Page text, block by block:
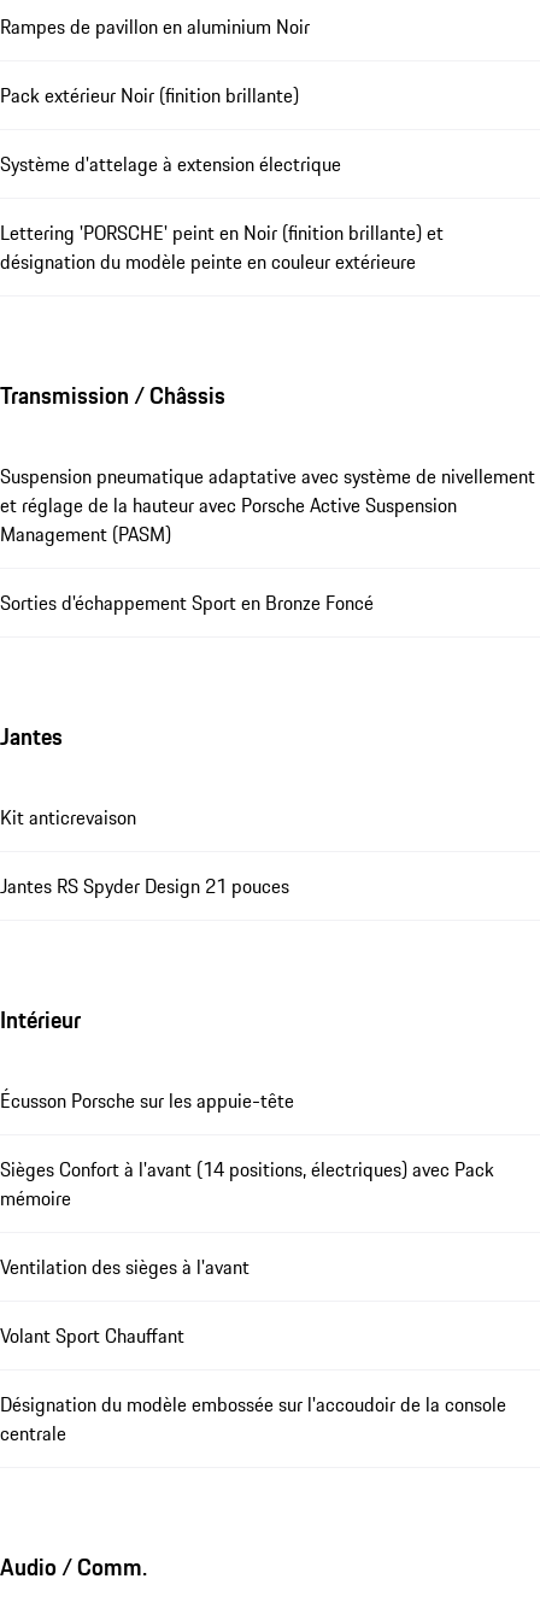
Rampes de pavillon en aluminium Noir
Pack extérieur Noir (finition brillante)
Système d'attelage à extension électrique
Lettering 'PORSCHE' peint en Noir (finition brillante) et
désignation du modèle peinte en couleur extérieure
Transmission / Châssis
Suspension pneumatique adaptative avec système de nivellement
et réglage de la hauteur avec Porsche Active Suspension
Management (PASM)
Sorties d'échappement Sport en Bronze Foncé
Jantes
Kit anticrevaison
Jantes RS Spyder Design 21 pouces
Intérieur
Écusson Porsche sur les appuie-tête
Sièges Confort à l'avant (14 positions, électriques) avec Pack
mémoire
Ventilation des sièges à l'avant
Volant Sport Chauffant
Désignation du modèle embossée sur l'accoudoir de la console
centrale
Audio / Comm.